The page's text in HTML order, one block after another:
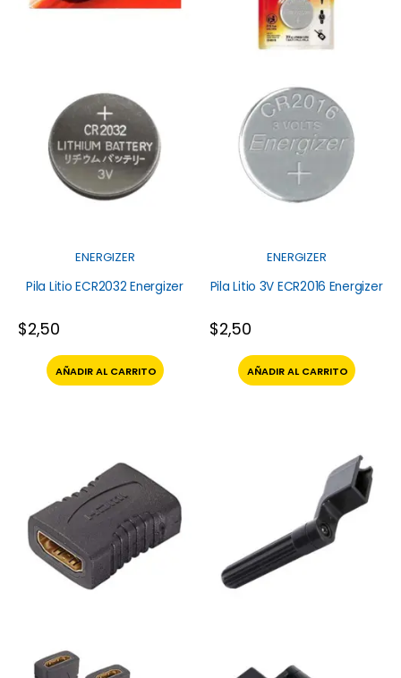
ENERGIZER
Pila Litio ECR2032 Energizer
$2,50
AÑADIR AL CARRITO
ENERGIZER
Pila Litio 3V ECR2016 Energizer
$2,50
AÑADIR AL CARRITO